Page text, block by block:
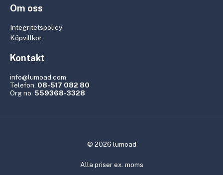
Om oss
Integritetspolicy
Köpvillkor
Kontakt
info@lumoad.com
Telefon: 08-517 082 80
Org no: 559368-3328
© 2026 lumoad
Alla priser ex. moms